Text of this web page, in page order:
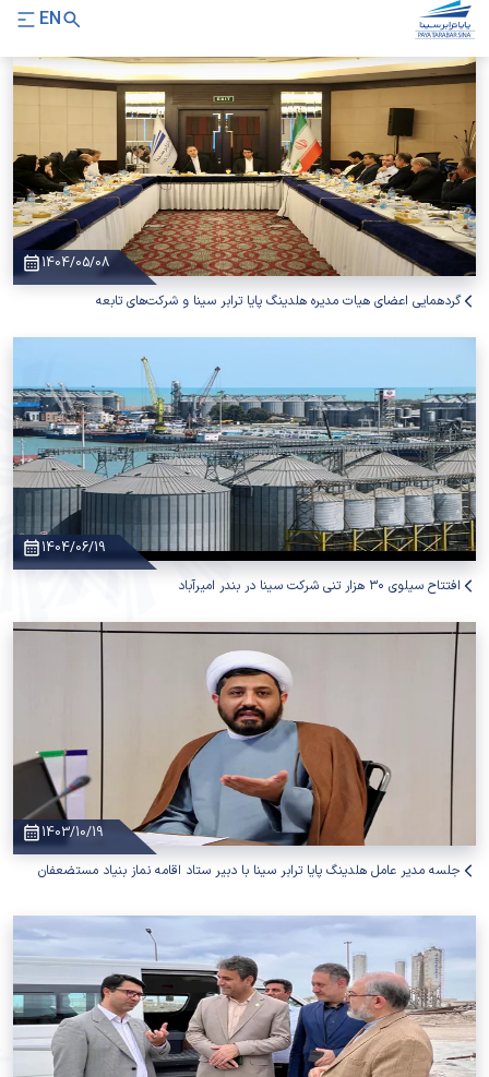
EN
گردهمایی اعضای هیات مدیره هلدینگ پایا ترابر سینا و شرکت‌های تابعه
1404/05/08
افتتاح سیلوی ۳۰ هزار تنی شرکت سینا در بندر امیرآباد
1404/06/19
جلسه مدیر عامل هلدینگ پایا ترابر سینا با دبیر ستاد اقامه نماز بنیاد مستضعفان
1403/10/19